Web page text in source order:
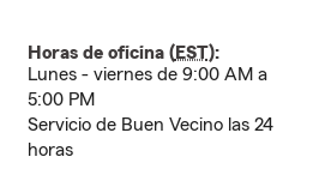
Horas de oficina (EST):
Lunes - viernes de 9:00 AM a
5:00 PM
Servicio de Buen Vecino las 24
horas